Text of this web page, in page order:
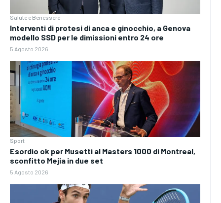
Salute e Benessere
Interventi di protesi di anca e ginocchio, a Genova
modello SSD per le dimissioni entro 24 ore
5 Agosto 2026
Sport
Esordio ok per Musetti al Masters 1000 di Montreal,
sconfitto Mejia in due set
5 Agosto 2026